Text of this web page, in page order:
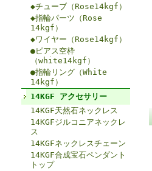
◆チューブ（Rose14kgf）
◆指輪パーツ（Rose
14kgf）
◆ワイヤー（Rose14kgf）
●ピアス空枠
（white14kgf）
●指輪リング（White
14kgf）
14KGF アクセサリー
14KGF天然石ネックレス
14KGFジルコニアネックレ
ス
14KGFネックレスチェーン
14KGF合成宝石ペンダント
トップ